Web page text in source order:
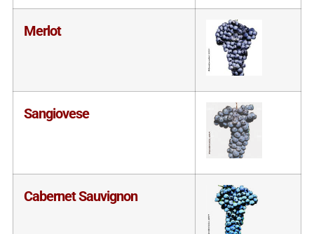
Merlot
Sangiovese
Cabernet Sauvignon